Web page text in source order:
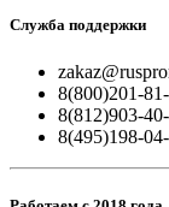
Служба поддержки
8(800)201-
8(812)903-
8(495)198-